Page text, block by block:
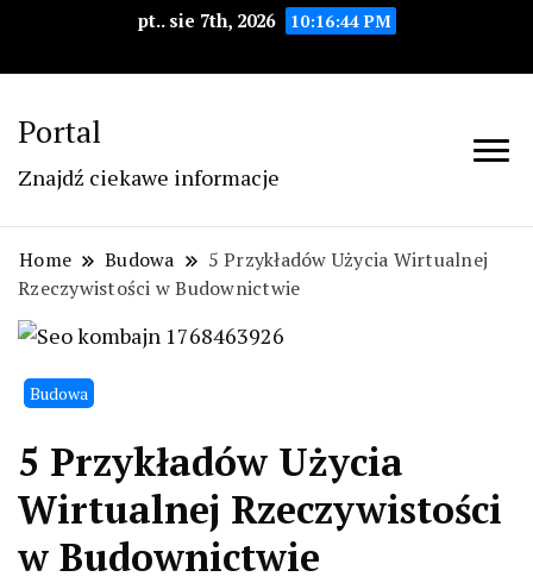
pt.. sie 7th, 2026 10:16:44 PM
Portal
Znajdź ciekawe informacje
Home Budowa
5 Przykładów Użycia Wirtualnej
Rzeczywistości w Budownictwie
Budowa
5 Przykładów Użycia
Wirtualnej Rzeczywistości
w Budownictwie